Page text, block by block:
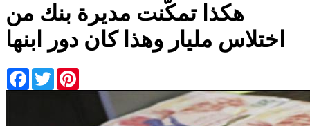
هكذا تمكّنت مديرة بنك من
اختلاس مليار وهذا كان دور ابنها
Facebook
Twitter